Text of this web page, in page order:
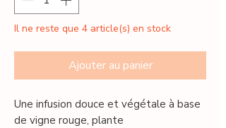
Il ne reste que 4 article(s) en stock
Ajouter au panier
Une infusion douce et végétale à base
de vigne rouge, plante